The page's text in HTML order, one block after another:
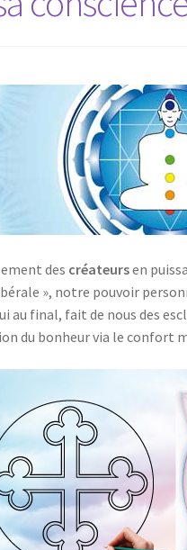
des créateursen
», notre pouvoir
au final, fait de nous des
du bonheur via le confort